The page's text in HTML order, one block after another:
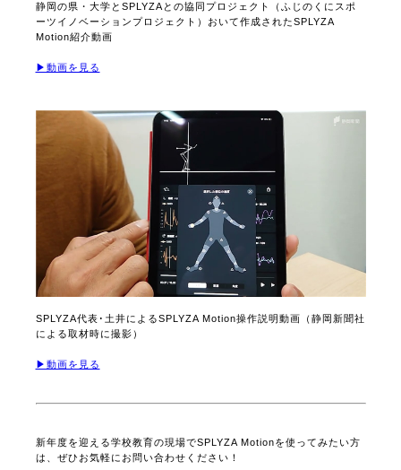
静岡の県・大学とSPLYZAとの協同プロジェクト（ふじのくにスポ
ーツイノベーションプロジェクト）おいて作成されたSPLYZA
Motion紹介動画
▶動画を見る